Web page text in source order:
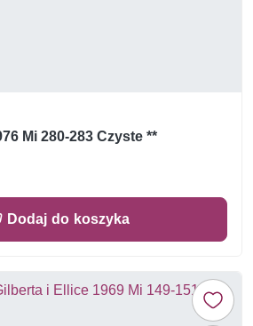
Mi 280-283 Czyste **
Dodaj do koszyka